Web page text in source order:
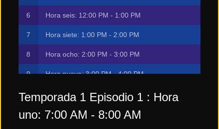
Hora seis: 12:00 PM - 1:00 PM
Hora siete: 1:00 PM - 2:00 PM
Hora ocho: 2:00 PM - 3:00 PM
Hora nueve: 3:00 PM - 4:00 PM
Hora diez: 4:00 PM - 5:00 PM
Hora once: 5:00 PM - 6:00 PM
Temporada 1 Episodio 1 : Hora
uno: 7:00 AM - 8:00 AM